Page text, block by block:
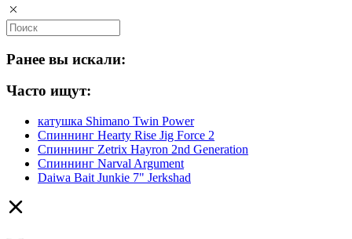
Ранее вы искали:
Часто ищут:
катушка Shimano Twin Power
Спиннинг Hearty Rise Jig Force 2
Спиннинг Zetrix Hayron 2nd Generation
Спиннинг Narval Argument
Daiwa Bait Junkie 7" Jerkshad